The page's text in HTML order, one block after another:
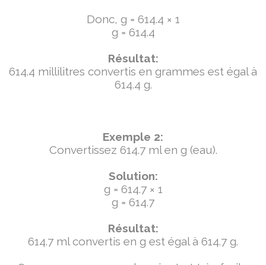
Donc, g = 614.4 × 1
g = 614.4
Résultat:
614.4 millilitres convertis en grammes est égal à
614.4 g.
Exemple 2:
Convertissez 614.7 ml en g (eau).
Solution:
g = 614.7 × 1
g = 614.7
Résultat:
614.7 ml convertis en g est égal à 614.7 g.